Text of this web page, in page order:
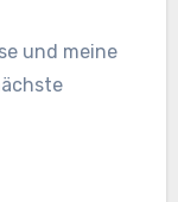
und meine